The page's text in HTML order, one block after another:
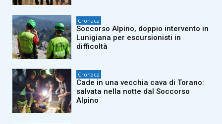
Cronaca
Soccorso Alpino, doppio intervento in
Lunigiana per escursionisti in
difficoltà
Cronaca
Cade in una vecchia cava di Torano:
salvata nella notte dal Soccorso
Alpino